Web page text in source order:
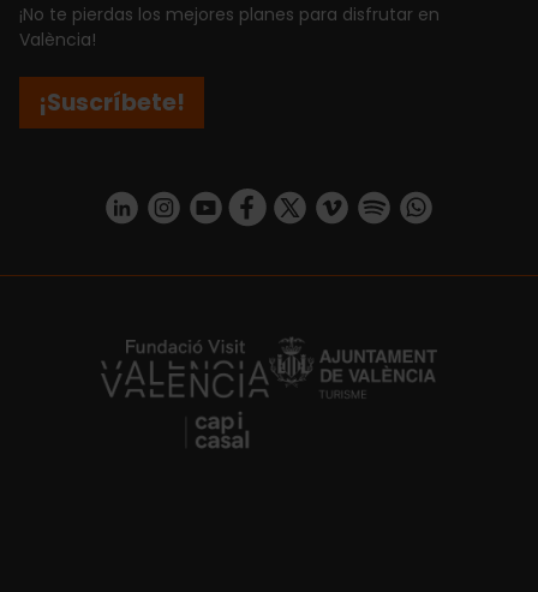
¡No te pierdas los mejores planes para disfrutar en
València!
¡Suscríbete!
https://www.linkedin.com/company/turismo-valencia/mycompany/
https://www.instagram.com/visit_valencia/
https://www.youtube.com/user/
https://www.facebook.com/
https://twitter.com/
https://vimeo.com/
https://https://api.whatsapp.com/
https://fundacion.visitvalencia.com/